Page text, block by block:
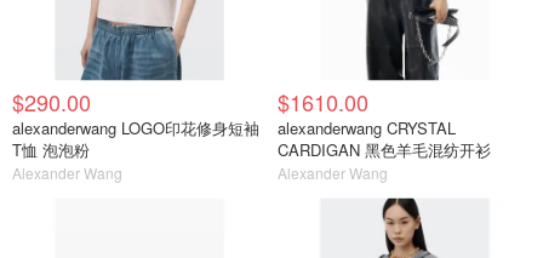
$290.00
alexanderwang LOGO印花修身短袖
T恤 泡泡粉
Alexander Wang
$1610.00
alexanderwang CRYSTAL
CARDIGAN 黑色羊毛混纺开衫
Alexander Wang